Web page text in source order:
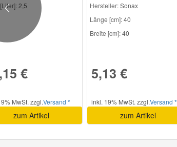
2,5
€
MwSt. zzgl.Versand *
zum Artikel
Hersteller:Sonax
Länge [cm]:40
Breite [cm]:40
5,13 €
inkl. 19% MwSt. zzgl.Versand *
zum Artikel
Previous